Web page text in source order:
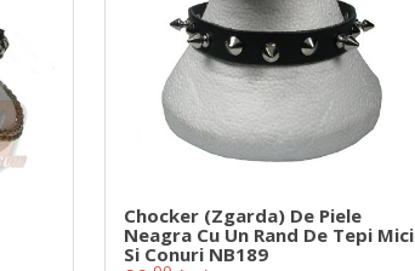
Chocker (zgarda) De Piele
Neagra Cu Un Rand De Tepi Mici
Si Conuri NB189